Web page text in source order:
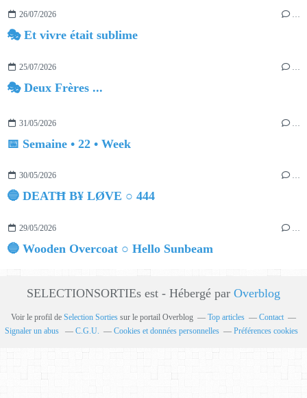
26/07/2026 …
🎭 Et vivre était sublime
25/07/2026
🎭 Deux Frères ...
31/05/2026 …
📅 Semaine • 22 • Week
30/05/2026 …
🔵 DEATĦ B¥ LØVE ○ 444
29/05/2026
🔵 Wooden Overcoat ○ Hello Sunbeam
SELECTIONSORTIEs est - Hébergé par Overblog
Voir le profil de Selection Sorties sur le portail Overblog Top articles
Contact
Signaler un abus
C.G.U. Cookies et données personnelles Préférences cookies